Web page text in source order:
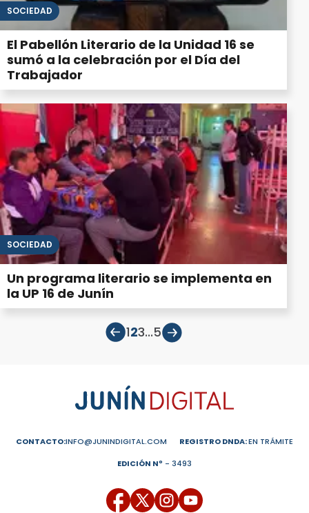
SOCIEDAD
El Pabellón Literario de la Unidad 16 se
sumó a la celebración por el Día del
Trabajador
SOCIEDAD
Un programa literario se implementa en
la UP 16 de Junín
123...5
CONTACTO:INFO@JUNINDIGITAL.COM REGISTRO DNDA:EN TRÁMITE
EDICIÓN Nº - 3493